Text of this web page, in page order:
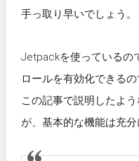
手っ取り早いでしょう。
Jetpackを使っているの
ロールを有効化できるの
この記事で説明したよ
が、基本的な機能は充分